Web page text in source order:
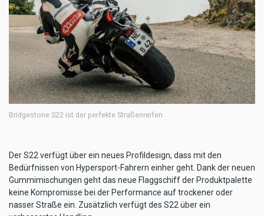
Bridgestone S22 ist der perfekte Straßenreifen
Der S22 verfügt über ein neues Profildesign, dass mit den
Bedürfnissen von Hypersport-Fahrern einher geht. Dank der neuen
Gummimischungen geht das neue Flaggschiff der Produktpalette
keine Kompromisse bei der Performance auf trockener oder
nasser Straße ein. Zusätzlich verfügt des S22 über ein